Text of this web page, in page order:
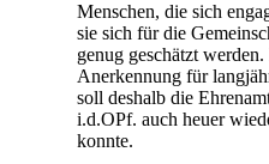
Menschen, die sich
sie sich für die
genug geschätzt
Anerkennung für
soll deshalb die
i.d.OPf. auch heuer
konnte.